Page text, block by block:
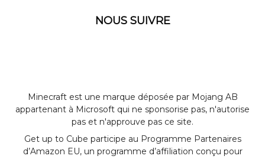
NOUS SUIVRE
Minecraft est une marque déposée par Mojang AB
appartenant à Microsoft qui ne sponsorise pas, n'autorise
pas et n'approuve pas ce site.
Get up to Cube participe au Programme Partenaires
d’Amazon EU, un programme d’affiliation conçu pour